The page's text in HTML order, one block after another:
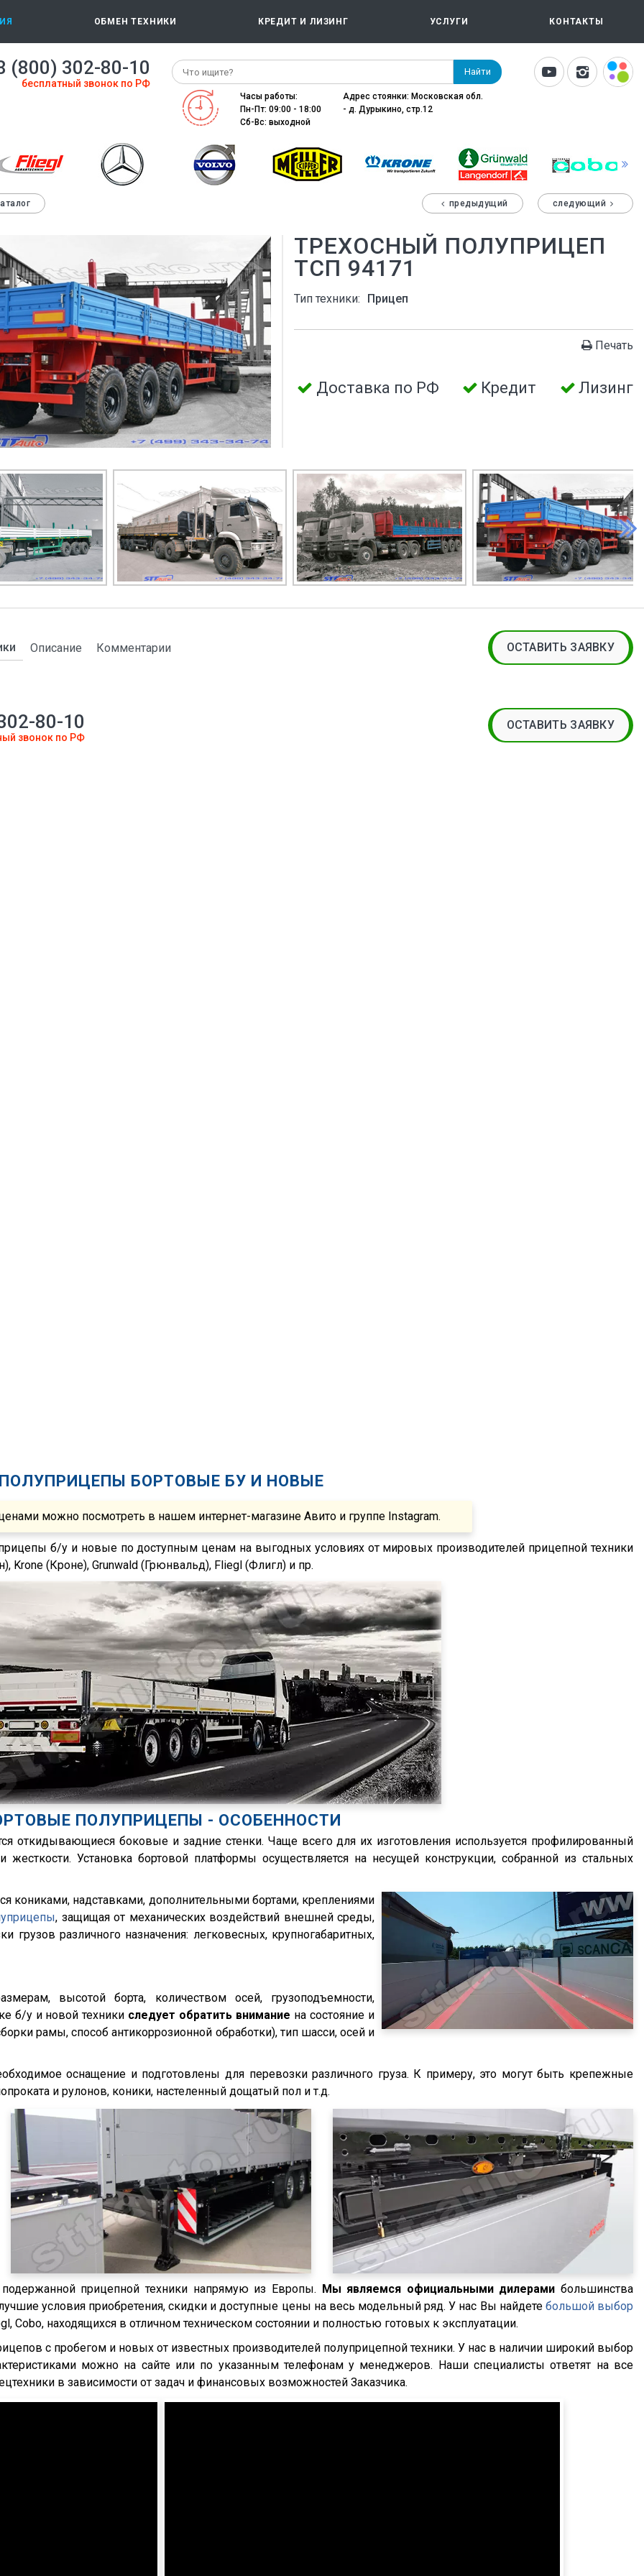
ОБМЕН ТЕХНИКИ КРЕДИТ И ЛИЗИНГ УСЛУГИ КОНТАКТЫ
(800) 302-80-10
бесплатный звонок по РФ
Найти
Часы работы:
Пн-Пт: 09:00 - 18:00
Сб-Вс: выходной
Адрес стоянки: Московская обл.
- д. Дурыкино, стр.12
предыдущий следующий
ТРЕХОСНЫЙ ПОЛУПРИЦЕП
ТСП 94171
Тип техники: Прицеп
Печать
Доставка по РФ Кредит Лизинг
Описание Комментарии ОСТАВИТЬ ЗАЯВКУ
80-10
звонок по РФ
ОСТАВИТЬ ЗАЯВКУ
ПОЛУПРИЦЕПЫ БОРТОВЫЕ БУ И НОВЫЕ
можно посмотреть в нашем интернет-магазине Авито и группе Instagram.
б/у и новые по доступным ценам на выгодных условиях от мировых производителей прицепной техники
Krone (Кроне), Grunwald (Грюнвальд), Fliegl (Флигл) и пр.
ПОЛУПРИЦЕПЫ - ОСОБЕННОСТИ
откидывающиеся боковые и задние стенки. Чаще всего для их изготовления используется профилированный
Установка бортовой платформы осуществляется на несущей конструкции, собранной из стальных
кониками, надставками, дополнительными бортами, креплениями
, защищая от механических воздействий внешней среды,
грузов различного назначения: легковесных, крупногабаритных,
высотой борта, количеством осей, грузоподъемности,
б/у и новой техники следует обратить внимание на состояние и
рамы, способ антикоррозионной обработки), тип шасси, осей и
оснащение и подготовлены для перевозки различного груза. К примеру, это могут быть крепежные
и рулонов, коники, настеленный дощатый пол и т.д.
прицепной техники напрямую из Европы. Мы являемся официальными дилерами большинства
условия приобретения, скидки и доступные цены на весь модельный ряд. У нас Вы найдете большой выбор
Cobo, находящихся в отличном техническом состоянии и полностью готовых к эксплуатации.
с пробегом и новых от известных производителей полуприцепной техники. У нас в наличии широкий выбор
можно на сайте или по указанным телефонам у менеджеров. Наши специалисты ответят на все
в зависимости от задач и финансовых возможностей Заказчика.